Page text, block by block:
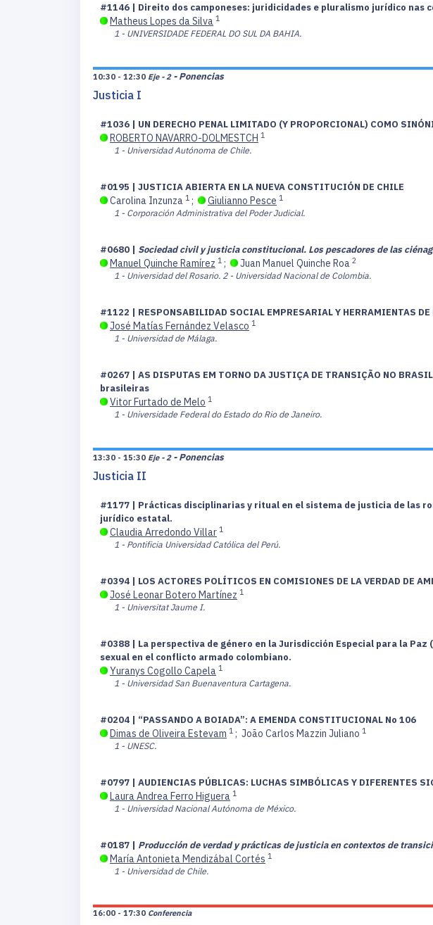
#1146 | Direito dos camponeses: juridicidades e pluralismo jurídico nas
Matheus Lopes da Silva 1
1 - UNIVERSIDADE FEDERAL DO SUL DA BAHIA.
10:30 - 12:30 Eje - 2 - Ponencias
Justicia I
#1036 | UN DERECHO PENAL LIMITADO (Y PROPORCIONAL) COMO
ROBERTO NAVARRO-DOLMESTCH 1
1 - Universidad Autónoma de Chile.
#0195 | JUSTICIA ABIERTA EN LA NUEVA CONSTITUCIÓN DE CHILE
Carolina Inzunza 1 ; Giulianno Pesce 1
1 - Corporación Administrativa del Poder Judicial.
#0680 | Sociedad civil y justicia constitucional. Los pescadores de las
Manuel Quinche Ramírez 1 ; Juan Manuel Quinche Roa 2
1 - Universidad del Rosario. 2 - Universidad Nacional de Colombia.
#1122 | RESPONSABILIDAD SOCIAL EMPRESARIAL Y HERRAMIENTAS
José Matías Fernández Velasco 1
1 - Universidad de Málaga.
#0267 | AS DISPUTAS EM TORNO DA JUSTIÇA DE TRANSIÇÃO NO
brasileiras
Vitor Furtado de Melo 1
1 - Universidade Federal do Estado do Rio de Janeiro.
13:30 - 15:30 Eje - 2 - Ponencias
Justicia II
#1177 | Prácticas disciplinarias y ritual en el sistema de justicia de las
jurídico estatal.
Claudia Arredondo Villar 1
1 - Pontificia Universidad Católica del Perú.
#0394 | LOS ACTORES POLÍTICOS EN COMISIONES DE LA VERDAD DE
José Leonar Botero Martínez 1
1 - Universitat Jaume I.
#0388 | La perspectiva de género en la Jurisdicción Especial para la
sexual en el conflicto armado colombiano.
Yuranys Cogollo Capela 1
1 - Universidad San Buenaventura Cartagena.
#0204 | “PASSANDO A BOIADA”: A EMENDA CONSTITUCIONAL No 106
Dimas de Oliveira Estevam 1 ; João Carlos Mazzin Juliano 1
1 - UNESC.
#0797 | AUDIENCIAS PÚBLICAS: LUCHAS SIMBÓLICAS Y DIFERENTES
Laura Andrea Ferro Higuera 1
1 - Universidad Nacional Autónoma de México.
#0187 | Producción de verdad y prácticas de justicia en contextos de
María Antonieta Mendizábal Cortés 1
1 - Universidad de Chile.
16:00 - 17:30 Conferencia